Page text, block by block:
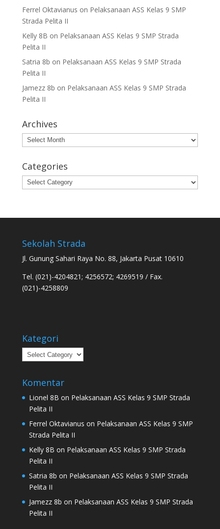
Ferrel Oktavianus on Pelaksanaan ASS Kelas 9 SMP
Strada Pelita II
Kelly 8B on Pelaksanaan ASS Kelas 9 SMP Strada
Pelita II
Satria 8b on Pelaksanaan ASS Kelas 9 SMP Strada
Pelita II
Jamezz 8b on Pelaksanaan ASS Kelas 9 SMP Strada
Pelita II
Archives
Archives
Categories
Categories
Sekolah Strada
Jl. Gunung Sahari Raya No. 88, Jakarta Pusat 10610
Tel. (021)-4204821; 4256572; 4269519 / Fax.
(021)-4258809
Kategori
Kategori
Komentar
Lionel 8B on Pelaksanaan ASS Kelas 9 SMP Strada
Pelita II
Ferrel Oktavianus on Pelaksanaan ASS Kelas 9 SMP
Strada Pelita II
Kelly 8B on Pelaksanaan ASS Kelas 9 SMP Strada
Pelita II
Satria 8b on Pelaksanaan ASS Kelas 9 SMP Strada
Pelita II
Jamezz 8b on Pelaksanaan ASS Kelas 9 SMP Strada
Pelita II